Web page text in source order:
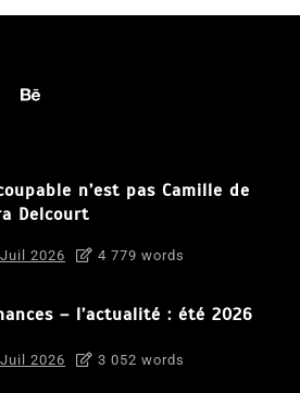
n’est pas Camille de
Delcourt
2026 4 779 words
– l’actualité : été 2026
2026 3 052 words